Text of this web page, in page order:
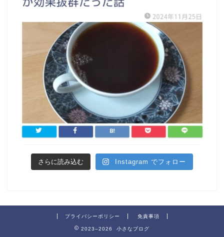
さらに読み込む Instagram でフォロー
プライバシーポリシー 免責事項
2023–2026 小さなブログ